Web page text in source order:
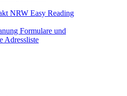
NRW Easy Reading
Formulare und
Adressliste